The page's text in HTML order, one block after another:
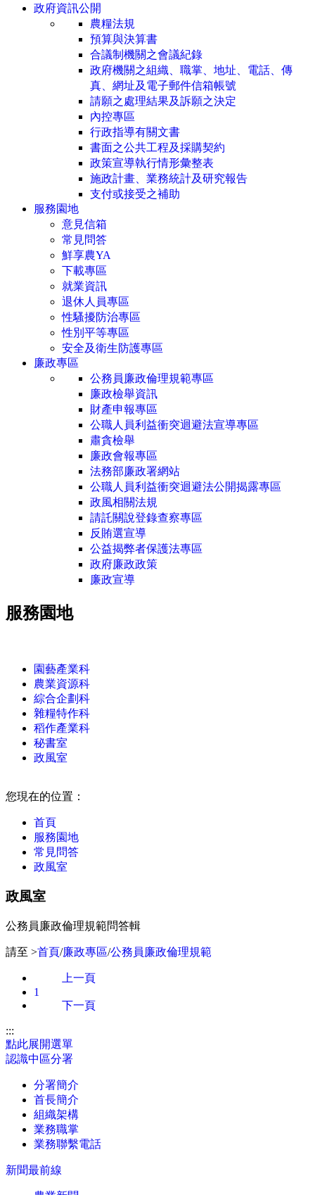
政府資訊公開
農糧法規
預算與決算書
合議制機關之會議紀錄
政府機關之組織、職掌、地址、電話、傳
真、網址及電子郵件信箱帳號
請願之處理結果及訴願之決定
內控專區
行政指導有關文書
書面之公共工程及採購契約
政策宣導執行情形彙整表
施政計畫、業務統計及研究報告
支付或接受之補助
服務園地
意見信箱
常見問答
鮮享農YA
下載專區
就業資訊
退休人員專區
性騷擾防治專區
性別平等專區
安全及衛生防護專區
廉政專區
公務員廉政倫理規範專區
廉政檢舉資訊
財產申報專區
公職人員利益衝突迴避法宣導專區
肅貪檢舉
廉政會報專區
法務部廉政署網站
公職人員利益衝突迴避法公開揭露專區
政風相關法規
請託關說登錄查察專區
反賄選宣導
公益揭弊者保護法專區
政府廉政政策
廉政宣導
服務園地
園藝產業科
農業資源科
綜合企劃科
雜糧特作科
稻作產業科
秘書室
政風室
您現在的位置：
首頁
服務園地
常見問答
政風室
政風室
公務員廉政倫理規範問答輯
請至 >首頁/廉政專區/公務員廉政倫理規範
上一頁
1
下一頁
:::
點此展開選單
認識中區分署
分署簡介
首長簡介
組織架構
業務職掌
業務聯繫電話
新聞最前線